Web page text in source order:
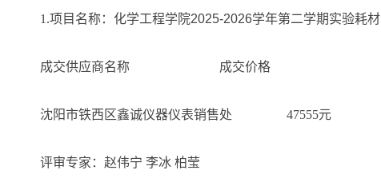
1.项目名称： 化学工程学院2025-2026学年第二学期实验耗材
成交供应商名称 成交价格
沈阳市铁西区鑫诚仪器仪表销售处 47555元
评审专家： 赵伟宁 李冰 柏莹